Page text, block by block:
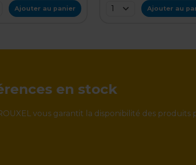
Ajouter au panier 1 Ajouter au
en stock
vous garantit la disponibilité des produits